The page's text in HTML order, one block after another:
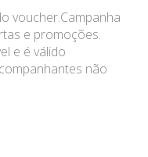
voucher.Campanha
e promoções.
e é válido
não